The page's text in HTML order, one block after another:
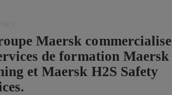
Maersk commercialise
de formation Maersk
et Maersk H2S Safety